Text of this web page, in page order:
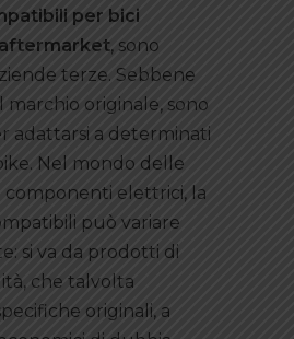
per bici
aftermarket, sono
terze. Sebbene
marchio originale, sono
adattarsi a determinati
Nel mondo delle
componenti elettrici, la
può variare
si va da prodotti di
che talvolta
originali, a